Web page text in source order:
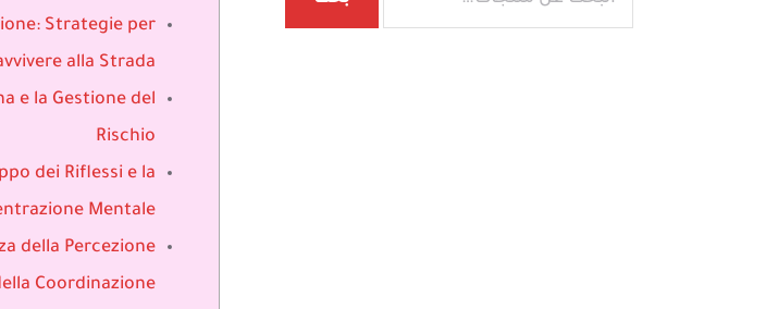
Strategie per
alla Strada
e la Gestione del
Rischio
dei Riflessi e la
Mentale
della Percezione
Coordinazione